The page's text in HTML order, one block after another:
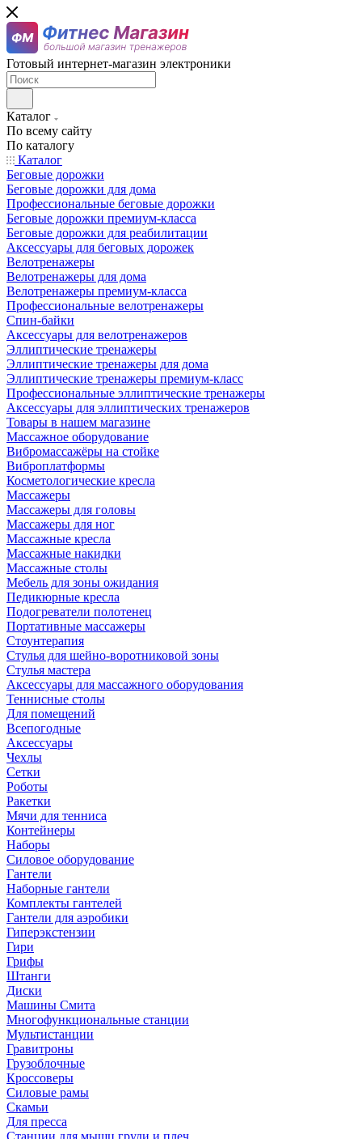
Готовый интернет-магазин электроники
Каталог
По всему сайту
По каталогу
Каталог
Беговые дорожки
Беговые дорожки для дома
Профессиональные беговые дорожки
Беговые дорожки премиум-класса
Беговые дорожки для реабилитации
Аксессуары для беговых дорожек
Велотренажеры
Велотренажеры для дома
Велотренажеры премиум-класса
Профессиональные велотренажеры
Спин-байки
Аксессуары для велотренажеров
Эллиптические тренажеры
Эллиптические тренажеры для дома
Эллиптические тренажеры премиум-класс
Профессиональные эллиптические тренажеры
Аксессуары для эллиптических тренажеров
Товары в нашем магазине
Массажное оборудование
Вибромассажёры на стойке
Виброплатформы
Косметологические кресла
Массажеры
Массажеры для головы
Массажеры для ног
Массажные кресла
Массажные накидки
Массажные столы
Мебель для зоны ожидания
Педикюрные кресла
Подогреватели полотенец
Портативные массажеры
Стоунтерапия
Стулья для шейно-воротниковой зоны
Стулья мастера
Аксессуары для массажного оборудования
Теннисные столы
Для помещений
Всепогодные
Аксессуары
Чехлы
Сетки
Роботы
Ракетки
Мячи для тенниса
Контейнеры
Наборы
Силовое оборудование
Гантели
Наборные гантели
Комплекты гантелей
Гантели для аэробики
Гиперэкстензии
Гири
Грифы
Штанги
Диски
Машины Смита
Многофункциональные станции
Мультистанции
Гравитроны
Грузоблочные
Кроссоверы
Силовые рамы
Скамьи
Для пресса
Станции для мышц груди и плеч